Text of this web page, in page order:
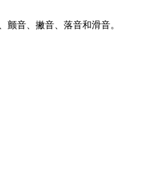
颤音、撇音、落音和滑音。